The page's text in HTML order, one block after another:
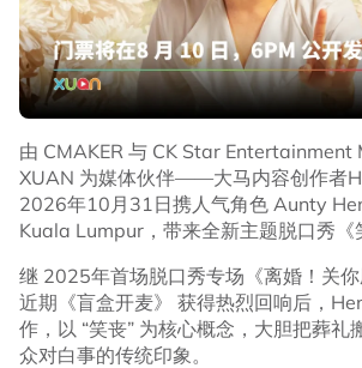
由 CMAKER 与 CK Star Entertainment
XUAN 为媒体伙伴——大马内容创作者
2026年10月31日携人气角色 Aunty
Kuala Lumpur，带来全新主题脱口秀《
继 2025年首场脱口秀专场《离婚！关
近期《盲盒开麦》 获得热烈回响后，
作，以 “笑丧” 为核心概念，大胆把葬礼
众对白事的传统印象。